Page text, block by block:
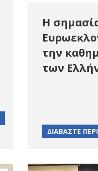
Η
την
των
ΔΙΑΒΑΣΤΕ